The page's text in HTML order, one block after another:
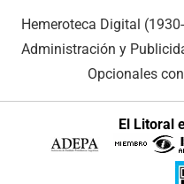
Hemeroteca Digital
Administración y
Opcionales
El Litoral